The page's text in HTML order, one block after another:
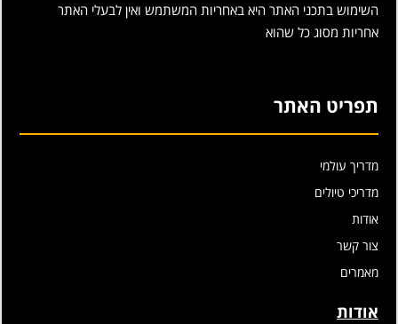
השימוש בתכני האתר היא באחריות המשתמש ואין לבעלי האתר
אחריות מסוג כל שהוא
תפריט האתר
מדריך עולמי
מדריכי טיולים
אודות
צור קשר
מאמרים
אודות